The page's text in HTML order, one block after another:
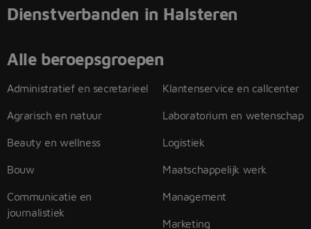
Dienstverbanden in Halsteren
Alle beroepsgroepen
Administratief en secretarieel
Agrarisch en natuur
Beauty en wellness
Bouw
Communicatie en
journalistiek
Klantenservice en callcenter
Laboratorium en wetenschap
Logistiek
Maatschappelijk werk
Management
Marketing